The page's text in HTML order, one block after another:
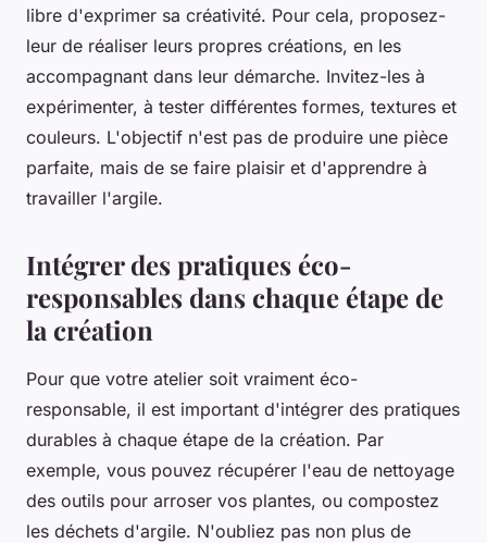
libre d'exprimer sa créativité. Pour cela, proposez-
leur de réaliser leurs propres créations, en les
accompagnant dans leur démarche. Invitez-les à
expérimenter, à tester différentes formes, textures et
couleurs. L'objectif n'est pas de produire une pièce
parfaite, mais de se faire plaisir et d'apprendre à
travailler l'argile.
Intégrer des pratiques éco-
responsables dans chaque étape de
la création
Pour que votre atelier soit vraiment éco-
responsable, il est important d'intégrer des pratiques
durables à chaque étape de la création. Par
exemple, vous pouvez récupérer l'eau de nettoyage
des outils pour arroser vos plantes, ou compostez
les déchets d'argile. N'oubliez pas non plus de